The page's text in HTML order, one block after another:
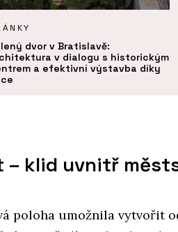
dvor v Bratislavě:
v dialogu s historickým
a efektivní výstavba díky
– klid uvnitř
poloha umožnila vytvořit